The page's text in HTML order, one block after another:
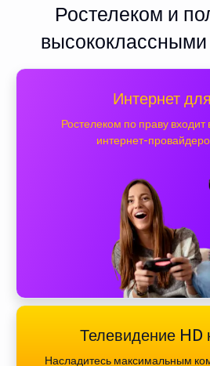
Ростелеком и
Интернет
Ростелеком по праву входит
интернет-
Телевидение HD
Насладитесь максимальным